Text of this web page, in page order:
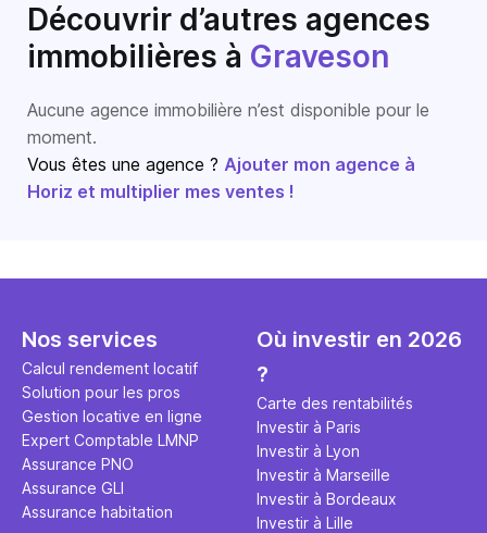
Découvrir d’autres agences
immobilières à Graveson
Aucune agence immobilière n’est disponible pour le
moment.
Vous êtes une agence ? Ajouter mon agence à
Horiz et multiplier mes ventes !
Nos services
Calcul rendement locatif
Solution pour les pros
Gestion locative en ligne
Expert Comptable LMNP
Assurance PNO
Assurance GLI
Assurance habitation
Où investir en 2026
?
Carte des rentabilités
Investir à Paris
Investir à Lyon
Investir à Marseille
Investir à Bordeaux
Investir à Lille